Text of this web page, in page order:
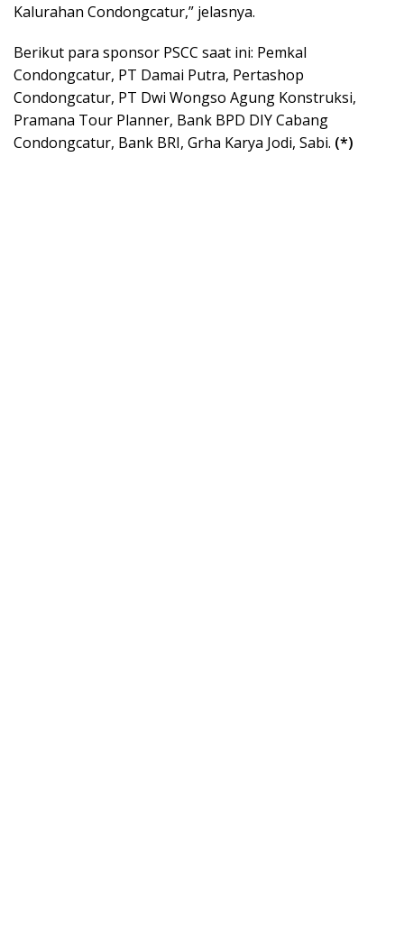
Kalurahan Condongcatur,” jelasnya.
Berikut para sponsor PSCC saat ini: Pemkal
Condongcatur, PT Damai Putra, Pertashop
Condongcatur, PT Dwi Wongso Agung Konstruksi,
Pramana Tour Planner, Bank BPD DIY Cabang
Condongcatur, Bank BRI, Grha Karya Jodi, Sabi. (*)